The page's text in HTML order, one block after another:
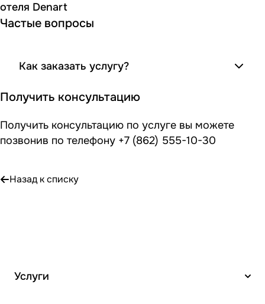
отеля Denart
Частые вопросы
Как заказать услугу?
Получить консультацию
Получить консультацию по услуге вы можете
позвонив по телефону +7 (862) 555-10-30
Назад к списку
Услуги